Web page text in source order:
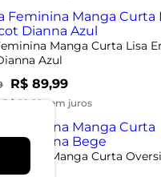
Manga Curta Lisa
Azul
R$ 89,99
R$ 29,99 sem juros
Manga Curta
Bege